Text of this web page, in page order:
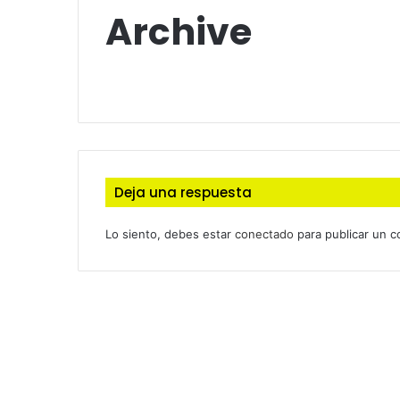
Archive
Deja una respuesta
Lo siento, debes estar conectado para publicar un